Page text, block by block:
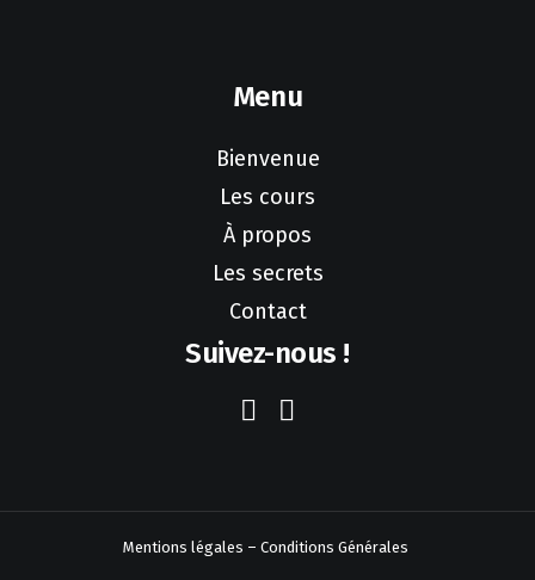
Menu
Bienvenue
Les cours
À propos
Les secrets
Contact
Suivez-nous !
Mentions légales – Conditions Générales